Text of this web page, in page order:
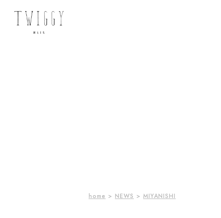
home > NEWS > MIYANISHI